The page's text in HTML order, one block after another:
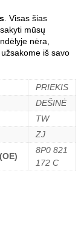
. Visas šias
mūsų
nėra,
užsakome iš savo
PRIEKIS
DEŠINĖ
TW
ZJ
8P0 821
172 C